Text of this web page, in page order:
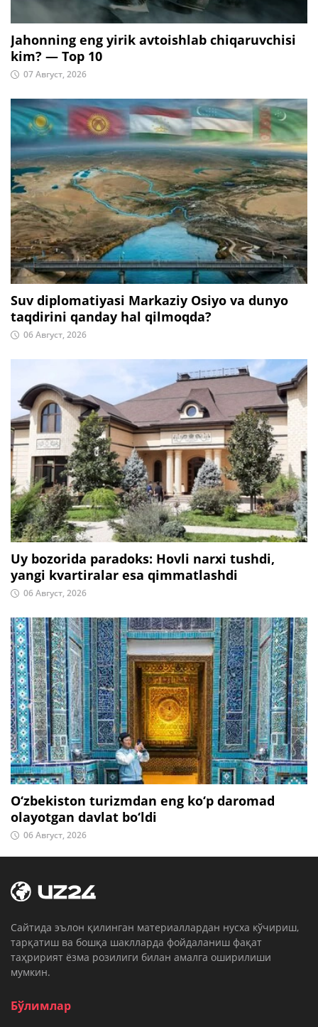
Jahonning eng yirik avtoishlab chiqaruvchisi
kim? — Top 10
07 Август, 2026
Suv diplomatiyasi Markaziy Osiyo va dunyo
taqdirini qanday hal qilmoqda?
06 Август, 2026
Uy bozorida paradoks: Hovli narxi tushdi,
yangi kvartiralar esa qimmatlashdi
06 Август, 2026
O‘zbekiston turizmdan eng ko‘p daromad
olayotgan davlat bo‘ldi
06 Август, 2026
Cайтида эълон қилинган материаллардан нусха кўчириш,
тарқатиш ва бошқа шаклларда фойдаланиш фақат
таҳририят ёзма розилиги билан амалга оширилиши
мумкин.
Бўлимлар